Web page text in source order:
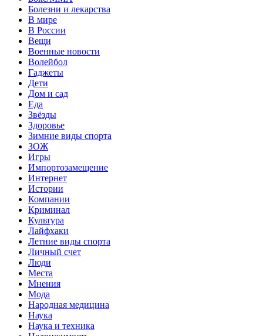
Болезни и лекарства
В мире
В России
Вещи
Военные новости
Волейбол
Гаджеты
Дети
Дом и сад
Еда
Звёзды
Здоровье
Зимние виды спорта
ЗОЖ
Игры
Импортозамещение
Интернет
Истории
Компании
Криминал
Культура
Лайфхаки
Летние виды спорта
Личный счет
Люди
Места
Мнения
Мода
Народная медицина
Наука
Наука и техника